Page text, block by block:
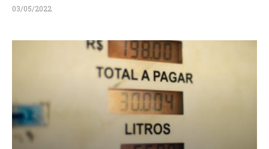
03/05/2022